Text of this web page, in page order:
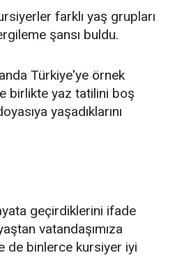
farklı yaş grupları
şansı buldu.
Türkiye'ye örnek
birlikte yaz tatilini boş
yaşadıklarını
geçirdiklerini ifade
vatandaşımıza
de binlerce kursiyer iyi